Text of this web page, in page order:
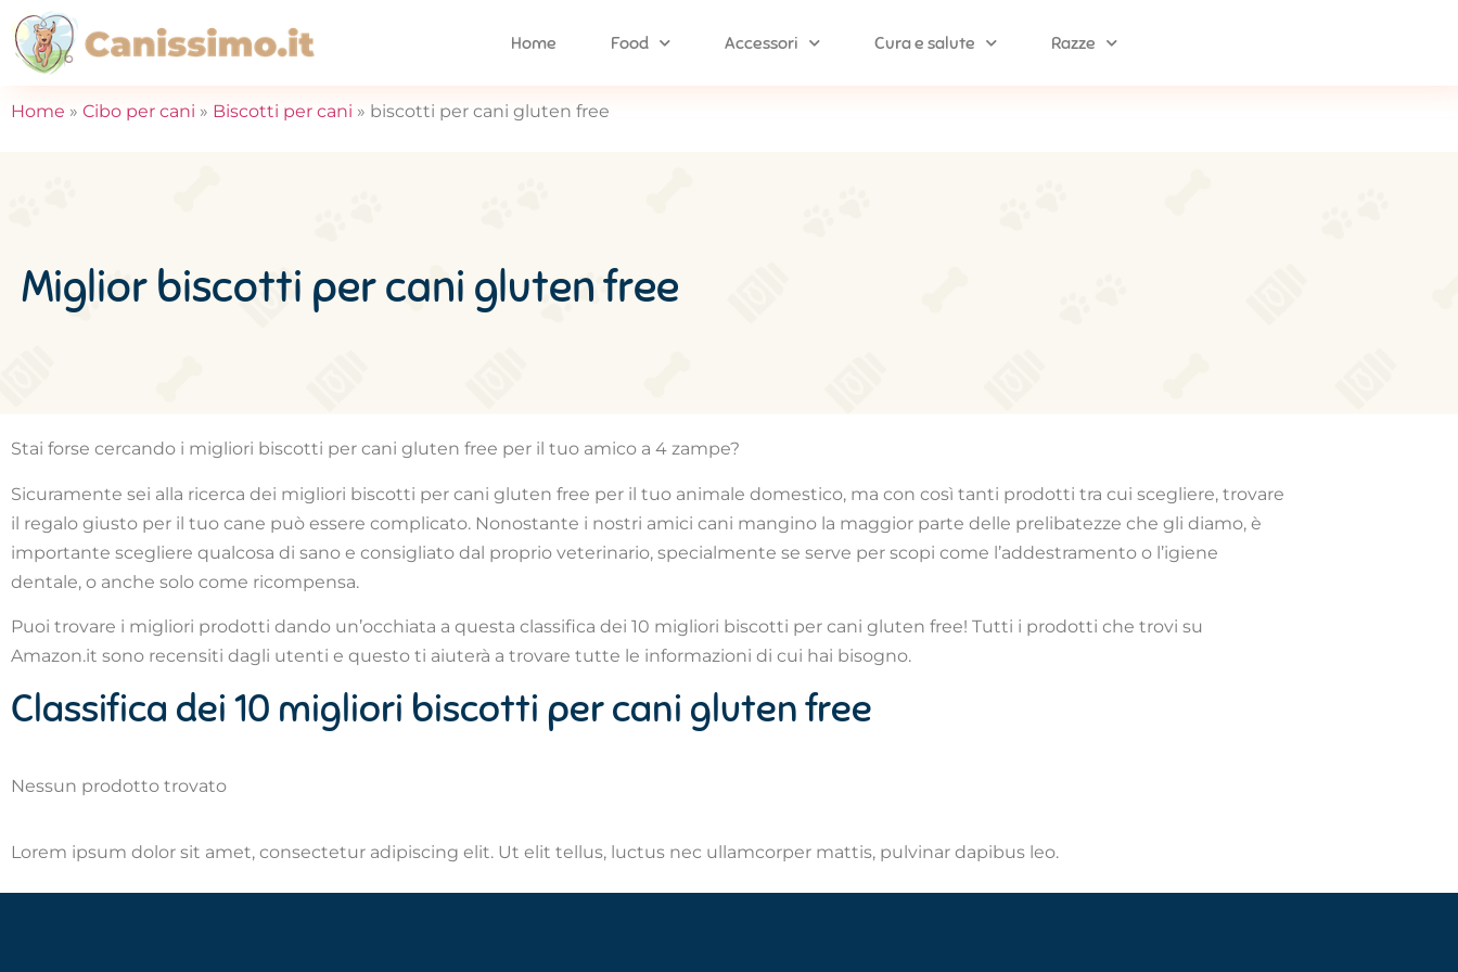
Home Food Accessori Cura e salute Razze
Home » Cibo per cani » Biscotti per cani » biscotti per cani gluten free
Miglior biscotti per cani gluten free
Stai forse cercando i migliori biscotti per cani gluten free per il tuo amico a 4 zampe?
Sicuramente sei alla ricerca dei migliori biscotti per cani gluten free per il tuo animale domestico, ma con così tanti prodotti tra cui scegliere, trovare
il regalo giusto per il tuo cane può essere complicato. Nonostante i nostri amici cani mangino la maggior parte delle prelibatezze che gli diamo, è
importante scegliere qualcosa di sano e consigliato dal proprio veterinario, specialmente se serve per scopi come l’addestramento o l’igiene
dentale, o anche solo come ricompensa.
Puoi trovare i migliori prodotti dando un’occhiata a questa classifica dei 10 migliori biscotti per cani gluten free! Tutti i prodotti che trovi su
Amazon.it sono recensiti dagli utenti e questo ti aiuterà a trovare tutte le informazioni di cui hai bisogno.
Classifica dei 10 migliori biscotti per cani gluten free
Nessun prodotto trovato
Lorem ipsum dolor sit amet, consectetur adipiscing elit. Ut elit tellus, luctus nec ullamcorper mattis, pulvinar dapibus leo.